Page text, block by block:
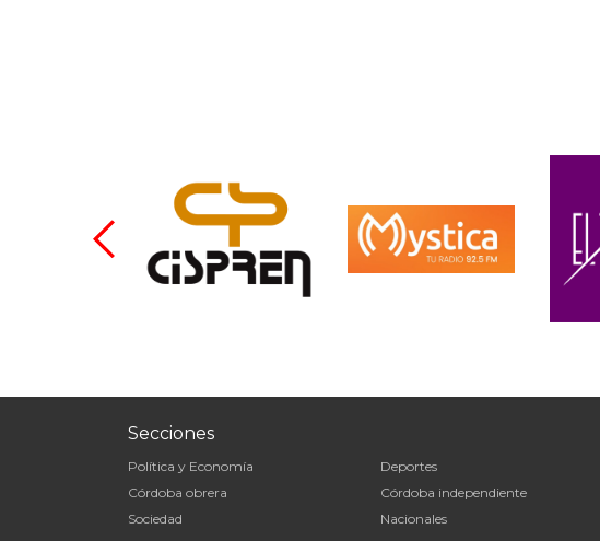
Secciones
Política y Economía
Córdoba obrera
Sociedad
Deportes
Córdoba independiente
Nacionales